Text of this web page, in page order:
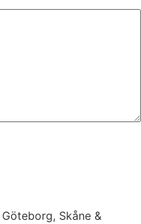
Skåne &